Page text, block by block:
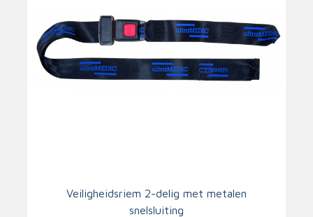
Veiligheidsriem 2-delig met metalen
snelsluiting